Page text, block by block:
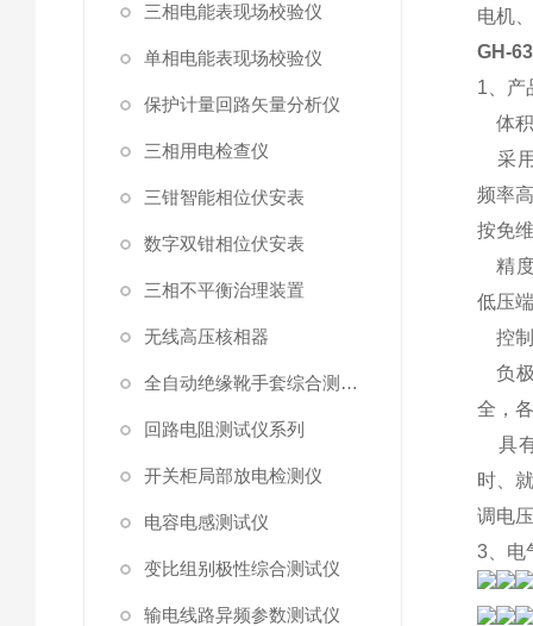
三相电能表现场校验仪
单相电能表现场校验仪
保护计量回路矢量分析仪
三相用电检查仪
三钳智能相位伏安表
数字双钳相位伏安表
三相不平衡治理装置
无线高压核相器
全自动绝缘靴手套综合测试仪
回路电阻测试仪系列
开关柜局部放电检测仪
电容电感测试仪
变比组别极性综合测试仪
输电线路异频参数测试仪
电机
GH-
1、产
体积
采用
频率
按免
精度
低压
控制
负极
全，
具有
时、
调电
3、电